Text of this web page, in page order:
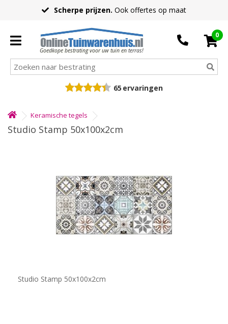
Scherpe prijzen. Ook offertes op maat
Goedkope bestrating voor uw tuin en terras!
0
65 ervaringen
Keramische tegels
Studio Stamp 50x100x2cm
Studio Stamp 50x100x2cm